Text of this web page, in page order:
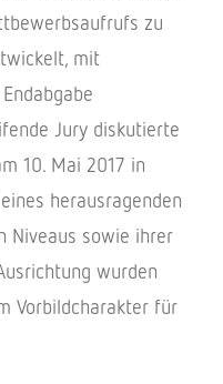
zu
mit
Jury disku­tierte
10. Mai 2017 in
heraus­ra­gen­den
Niveaus sowie ihrer
wurden
Vorbild­cha­rak­ter für